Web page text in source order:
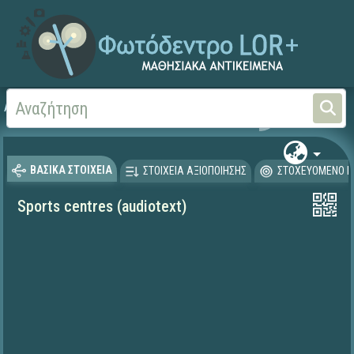
Αρχική Ξένες Γλώσσες -
ΒΑΣΙΚΑ ΣΤΟΙΧΕΙΑ ΣΤΟΙΧΕΙΑ ΑΞΙΟΠΟΙΗΣΗΣ ΣΤΟΧΕΥΟΜΕΝΟ
Sports centres (audiotext)